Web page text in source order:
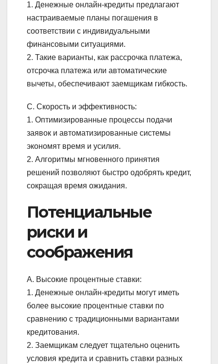
1. Денежные онлайн-кредиты предлагают
настраиваемые планы погашения в
соответствии с индивидуальными
финансовыми ситуациями.
2. Такие варианты, как рассрочка платежа,
отсрочка платежа или автоматические
вычеты, обеспечивают заемщикам гибкость.
C. Скорость и эффективность:
1. Оптимизированные процессы подачи
заявок и автоматизированные системы
экономят время и усилия.
2. Алгоритмы мгновенного принятия
решений позволяют быстро одобрять кредит,
сокращая время ожидания.
Потенциальные
риски и
соображения
А. Высокие процентные ставки:
1. Денежные онлайн-кредиты могут иметь
более высокие процентные ставки по
сравнению с традиционными вариантами
кредитования.
2. Заемщикам следует тщательно оценить
условия кредита и сравнить ставки разных